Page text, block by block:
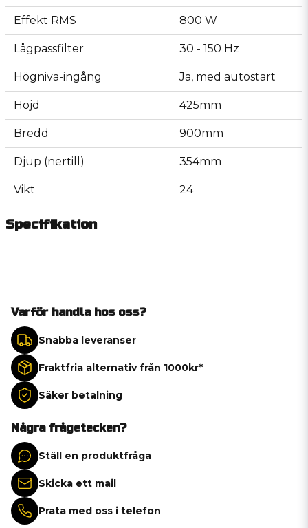
Effekt RMS 800 W
Lågpassfilter 30 - 150 Hz
Högniva-ingång Ja, med autostart
Höjd 425mm
Bredd 900mm
Djup (nertill) 354mm
Vikt 24
Specifikation
Varför handla hos oss?
Snabba leveranser
Fraktfria alternativ från 1000kr*
Säker betalning
Några frågetecken?
Ställ en produktfråga
Skicka ett mail
Prata med oss i telefon